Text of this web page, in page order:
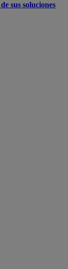
sus soluciones